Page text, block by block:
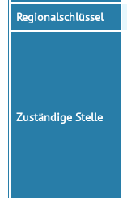
Regionalschlüssel
Zuständige Stelle